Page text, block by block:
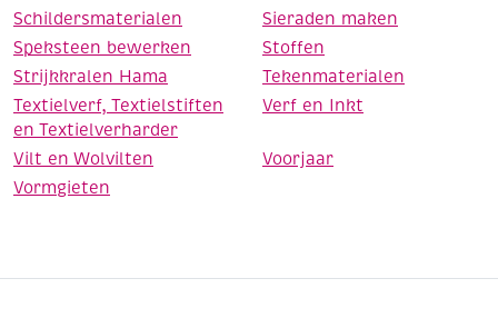
Schildersmaterialen
Sieraden maken
Speksteen bewerken
Stoffen
Strijkkralen Hama
Tekenmaterialen
Textielverf, Textielstiften
en Textielverharder
Verf en Inkt
Vilt en Wolvilten
Voorjaar
Vormgieten